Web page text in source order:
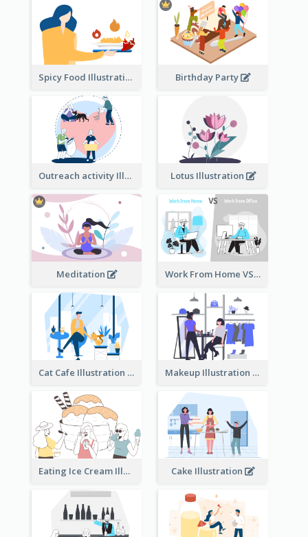
Spicy Food Illustration Birthday Party
Outreach activity Illustration Lotus Illustration
Meditation Work From Home VS Work From Office
Cat Cafe Illustration Makeup Illustration
Eating Ice Cream Illustration Cake Illustration